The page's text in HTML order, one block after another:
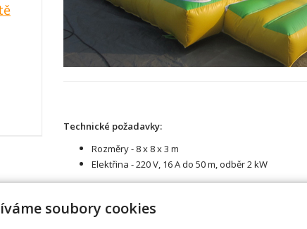
Technické požadavky:
Rozměry - 8 x 8 x 3 m
Elektřina - 220 V, 16 A do 50 m, odběr 2 kW
soubory cookies